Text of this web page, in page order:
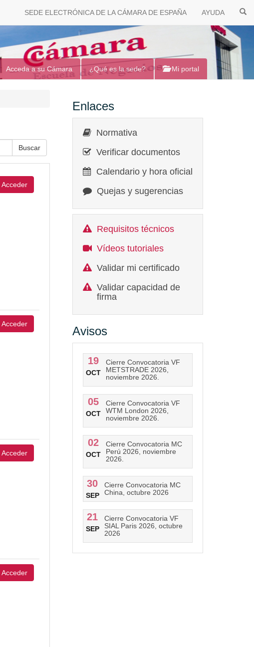
SEDE ELECTRÓNICA DE LA CÁMARA DE ESPAÑA AYUDA
Acceda a su Cámara ¿Qué es la sede? Mi portal
Acceder
Acceder
Acceder
Acceder
Enlaces
Normativa
Verificar documentos
Calendario y hora oficial
Quejas y sugerencias
Requisitos técnicos
Vídeos tutoriales
Validar mi certificado
Validar capacidad de
firma
Avisos
19
OCT
Cierre Convocatoria VF
METSTRADE 2026,
noviembre 2026.
05
OCT
Cierre Convocatoria VF
WTM London 2026,
noviembre 2026.
02
OCT
Cierre Convocatoria MC
Perú 2026, noviembre
2026.
30
SEP
Cierre Convocatoria MC
China, octubre 2026
21
SEP
Cierre Convocatoria VF
SIAL Paris 2026, octubre
2026